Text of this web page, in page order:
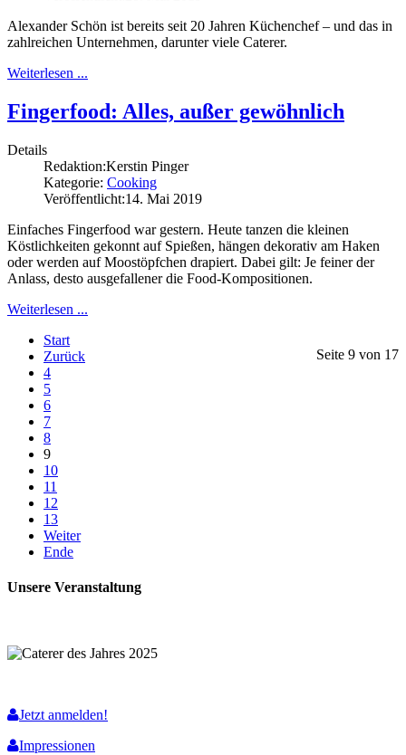
Alexander Schön ist bereits seit 20 Jahren Küchenchef – und das in
zahlreichen Unternehmen, darunter viele Caterer.
Weiterlesen ...
Fingerfood: Alles, außer gewöhnlich
Details
Redaktion:Kerstin Pinger
Kategorie: Cooking
Veröffentlicht:14. Mai 2019
Einfaches Fingerfood war gestern. Heute tanzen die kleinen
Köstlichkeiten gekonnt auf Spießen, hängen dekorativ am Haken
oder werden auf Moostöpfchen drapiert. Dabei gilt: Je feiner der
Anlass, desto ausgefallener die Food-Kompositionen.
Weiterlesen ...
Seite 9 von 17
Start
Zurück
4
5
6
7
8
9
10
11
12
13
Weiter
Ende
Unsere Veranstaltung
Jetzt anmelden!
Impressionen